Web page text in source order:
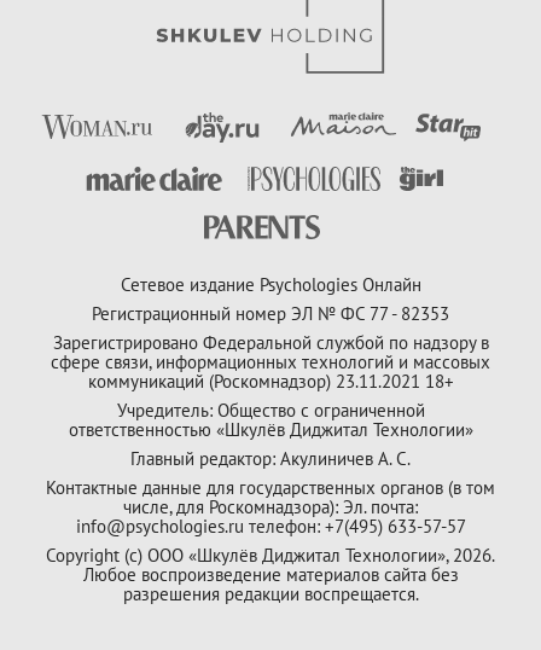
Сетевое издание Psychologies Онлайн
Регистрационный номер ЭЛ № ФС 77 - 82353
Зарегистрировано Федеральной службой по надзору в
сфере связи, информационных технологий и массовых
коммуникаций (Роскомнадзор) 23.11.2021 18+
Учредитель: Общество с ограниченной
ответственностью «Шкулёв Диджитал Технологии»
Главный редактор: Акулиничев А. С.
Контактные данные для государственных органов (в том
числе, для Роскомнадзора): Эл. почта:
info@psychologies.ru телефон: +7(495) 633-57-57
Copyright (с) ООО «Шкулёв Диджитал Технологии», 2026.
Любое воспроизведение материалов сайта без
разрешения редакции воспрещается.